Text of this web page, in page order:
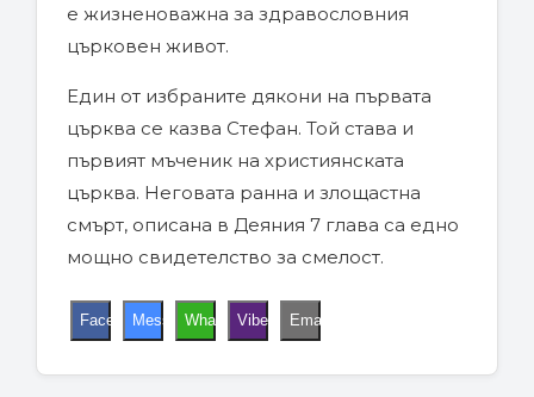
е жизненоважна за здравословния
църковен живот.
Един от избраните дякони на първата
църква се казва Стефан. Той става и
първият мъченик на християнската
църква. Неговата ранна и злощастна
смърт, описана в Деяния 7 глава са едно
мощно свидетелство за смелост.
FacebookMessengerWhatsApp
Viber Email